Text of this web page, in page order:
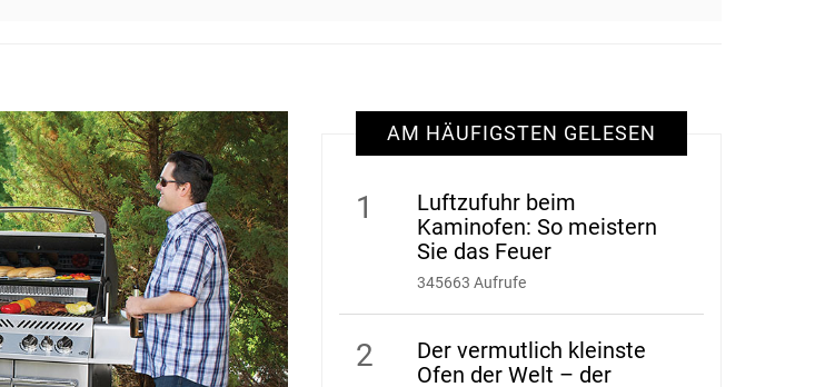
AM HÄUFIGSTEN GELESEN
1
Luftzufuhr beim
Kaminofen: So meistern
Sie das Feuer
345663 Aufrufe
2
Der vermutlich kleinste
Ofen der Welt – der